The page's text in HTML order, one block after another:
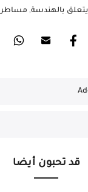
بالهندسة, مساطر
قد تحبون أيضا